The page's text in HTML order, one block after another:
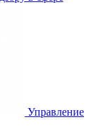
Управление